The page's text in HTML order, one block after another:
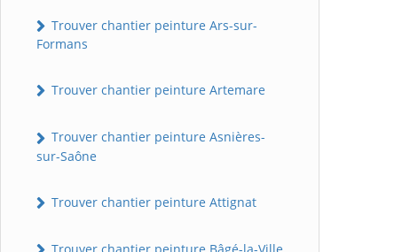
Trouver chantier peinture Ars-sur-
Formans
Trouver chantier peinture Artemare
Trouver chantier peinture Asnières-
sur-Saône
Trouver chantier peinture Attignat